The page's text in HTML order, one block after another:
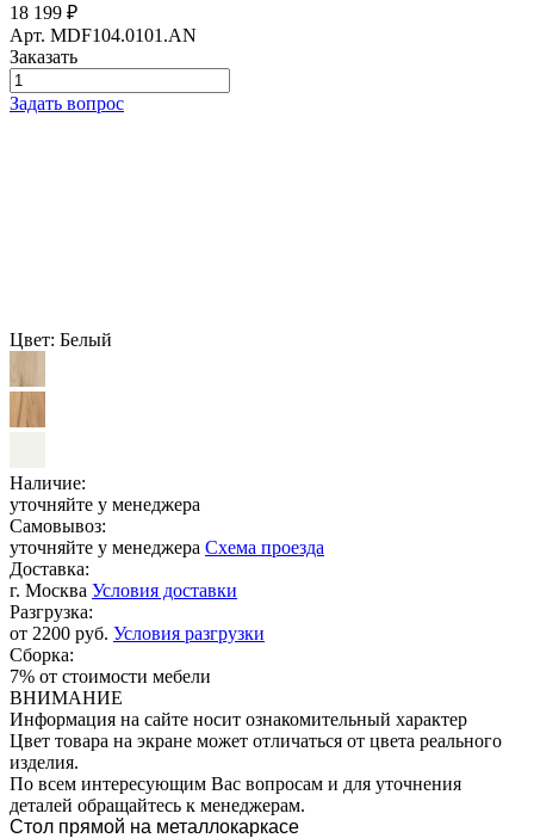
18 199 ₽
Арт. MDF104.0101.AN
Заказать
Задать вопрос
Цвет: Белый
Наличие:
уточняйте у менеджера
Самовывоз:
уточняйте у менеджера Схема проезда
Доставка:
г. Москва Условия доставки
Разгрузка:
от 2200 руб. Условия разгрузки
Сборка:
7% от стоимости мебели
ВНИМАНИЕ
Информация на сайте носит ознакомительный характер
Цвет товара на экране может отличаться от цвета реального
изделия.
По всем интересующим Вас вопросам и для уточнения
деталей обращайтесь к менеджерам.
Стол прямой на металлокаркасе